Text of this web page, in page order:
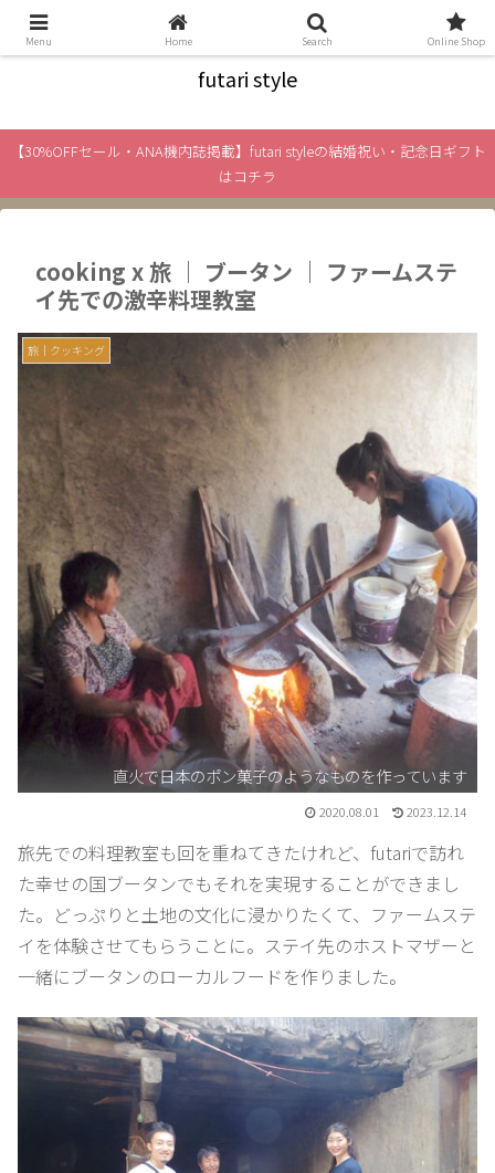
絆と旅をテーマに、「ふたり」のライフスタイル情報をお届け
futari style
【30%OFFセール・ANA機内誌掲載】futari styleの結婚祝い・記念日ギフト
はコチラ
cooking x 旅 ｜ ブータン ｜ ファームステ
イ先での激辛料理教室
旅｜クッキング
直火で日本のポン菓子のようなものを作っています
2020.08.01 2023.12.14
旅先での料理教室も回を重ねてきたけれど、futariで訪れ
た幸せの国ブータンでもそれを実現することができまし
た。どっぷりと土地の文化に浸かりたくて、ファームステ
イを体験させてもらうことに。ステイ先のホストマザーと
一緒にブータンのローカルフードを作りました。
Menu Home Search Online Shop